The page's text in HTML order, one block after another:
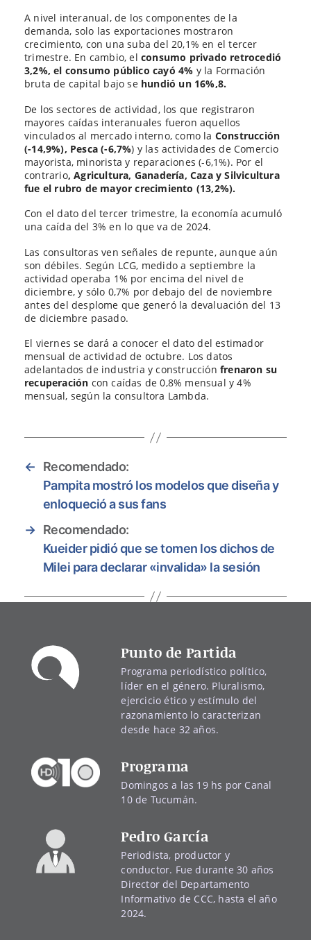
A nivel interanual, de los componentes de la
demanda, solo las exportaciones mostraron
crecimiento, con una suba del 20,1% en el tercer
trimestre. En cambio, el consumo privado retrocedió
3,2%, el consumo público cayó 4% y la Formación
bruta de capital bajo sehundió un 16%,8.
De los sectores de actividad, los que registraron
mayores caídas interanuales fueron aquellos
vinculados al mercado interno, como la Construcción
(-14,9%), Pesca (-6,7%) y las actividades de Comercio
mayorista, minorista y reparaciones (-6,1%). Por el
contrario, Agricultura, Ganadería, Caza y Silvicultura
fue el rubro de mayor crecimiento (13,2%).
Con el dato del tercer trimestre, la economía acumuló
una caída del 3% en lo que va de 2024.
Las consultoras ven señales de repunte, aunque aún
son débiles. Según LCG, medido a septiembre la
actividad operaba 1% por encima del nivel de
diciembre, y sólo 0,7% por debajo del de noviembre
antes del desplome que generó la devaluación del 13
de diciembre pasado.
El viernes se dará a conocer el dato del estimador
mensual de actividad de octubre. Los datos
adelantados de industria y construcción frenaron su
recuperación con caídas de 0,8% mensual y 4%
mensual, según la consultora Lambda.
←
Recomendado:
Pampita mostró los modelos que diseña y
enloqueció a sus fans
→ Recomendado:
Kueider pidió que se tomen los dichos de
Milei para declarar «invalida» la sesión
Punto de Partida
Programa periodístico político,
líder en el género. Pluralismo,
ejercicio ético y estímulo del
razonamiento lo caracterizan
desde hace 32 años.
Programa
Domingos a las 19 hs por Canal
10 de Tucumán.
Pedro García
Periodista, productor y
conductor. Fue durante 30 años
Director del Departamento
Informativo de CCC, hasta el año
2024.